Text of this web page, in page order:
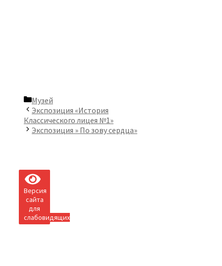
Рубрики
Музей
Экспозиция «История
Классического лицея №1»
Экспозиция » По зову сердца»
Версия
сайта
для
слабовидящих